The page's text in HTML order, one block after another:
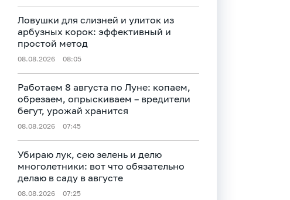
Ловушки для слизней и улиток из
арбузных корок: эффективный и
простой метод
08.08.2026 08:05
Работаем 8 августа по Луне: копаем,
обрезаем, опрыскиваем – вредители
бегут, урожай хранится
08.08.2026 07:45
Убираю лук, сею зелень и делю
многолетники: вот что обязательно
делаю в саду в августе
08.08.2026 07:25